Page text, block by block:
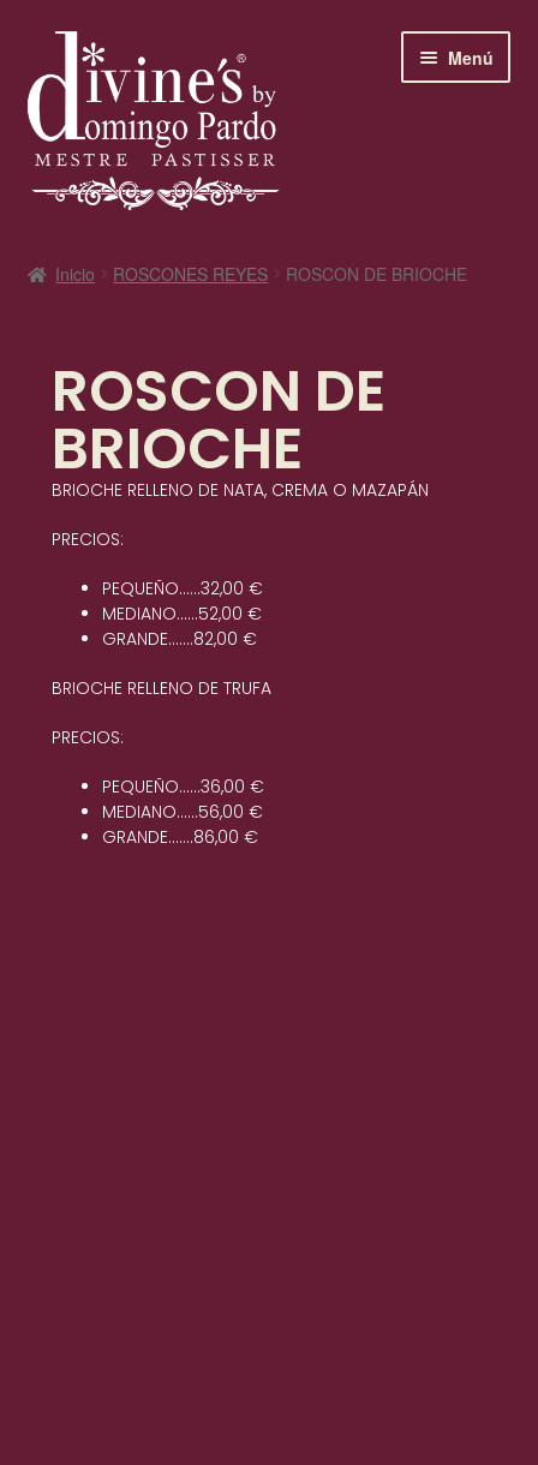
Menú
Horario
El maestro pastelero
Los clásicos de divine’s
Bandejas desayunos y meriendas
Brazos de gitano
Bandas de hojaldre
Catering
Inicio ROSCONES REYES ROSCON DE BRIOCHE
ROSCON DE
BRIOCHE
BRIOCHE RELLENO DE NATA, CREMA O MAZAPÁN
PRECIOS:
PEQUEÑO……32,00 €
MEDIANO……52,00 €
GRANDE…….82,00 €
BRIOCHE RELLENO DE TRUFA
PRECIOS:
PEQUEÑO……36,00 €
MEDIANO……56,00 €
GRANDE…….86,00 €